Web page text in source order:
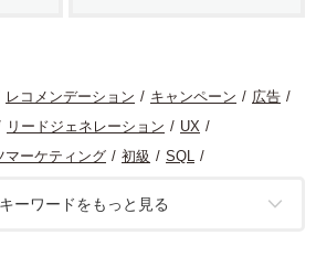
レコメンデーション キャンペーン
広告
リードジェネレーション
UX
マーケティング 初級
SQL
モバイル サイト分析
ーワードをもっと見る